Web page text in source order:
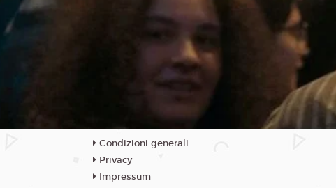
Condizioni generali
Privacy
Impressum